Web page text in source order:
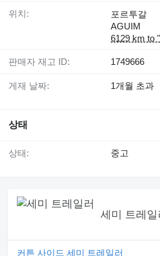
위치:
포르투갈
AGUIM
6129 km to
판매자 재고 ID: 1749666
게재 날짜: 1개월 초과
상태
상태: 중고
세미 트레일
커튼 사이드 세미 트레일러